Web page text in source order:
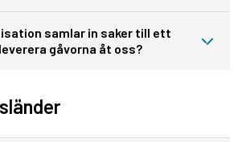
samlar in saker till ett
gåvorna åt oss?